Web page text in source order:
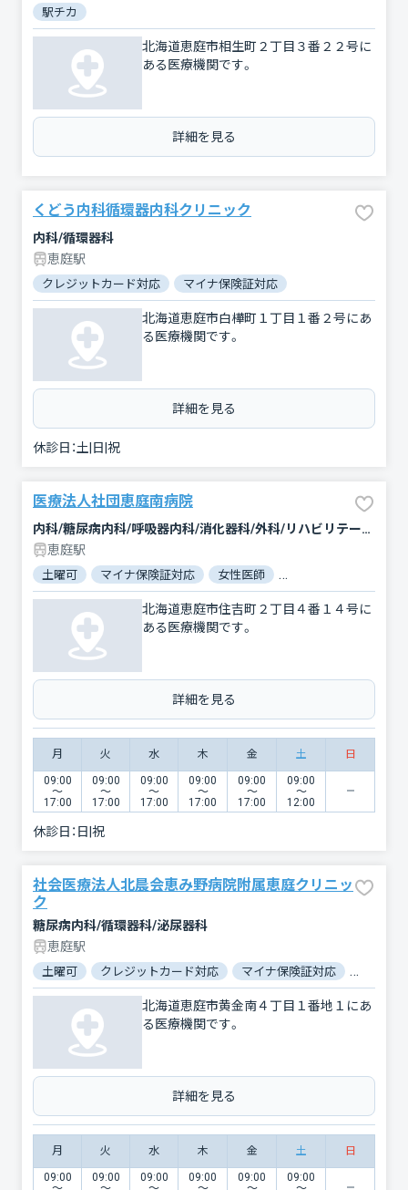
駅チカ
北海道恵庭市相生町２丁目３番２２号に
ある医療機関です。
詳細を見る
くどう内科循環器内科クリニック
内科/循環器科
恵庭駅
クレジットカード対応 マイナ保険証対応
北海道恵庭市白樺町１丁目１番２号にあ
る医療機関です。
詳細を見る
休診日：土|日|祝
医療法人社団恵庭南病院
内科/糖尿病内科/呼吸器内科/消化器科/外科/リハビリテーション
恵庭駅
土曜可 マイナ保険証対応 女性医師
北海道恵庭市住吉町２丁目４番１４号に
ある医療機関です。
詳細を見る
月 火 水 木 金 土 日
09:00
〜
17:00
09:00
〜
17:00
09:00
〜
17:00
09:00
〜
17:00
09:00
〜
17:00
09:00
〜
12:00
休診日： 日|祝
社会医療法人北晨会恵み野病院附属恵庭クリニッ
ク
糖尿病内科/循環器科/泌尿器科
恵庭駅
土曜可 クレジットカード対応 マイナ保険証対応
北海道恵庭市黄金南４丁目１番地１にあ
る医療機関です。
詳細を見る
月 火 水 木 金 土 日
09:00
09:00
09:00
09:00
09:00
09:00